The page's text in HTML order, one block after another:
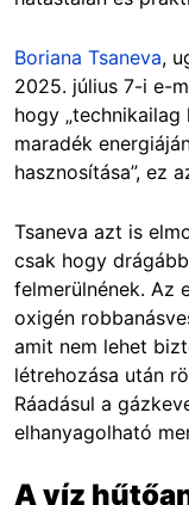
Boriana Tsaneva,
2025. július 7-i e-
hogy
maradék
hasznosítása”, ez
Tsaneva azt is
csak hogy
felmerülnének. Az
oxigén
amit nem lehet
létrehozása után
Ráadásul a
elhanyagolható
A víz